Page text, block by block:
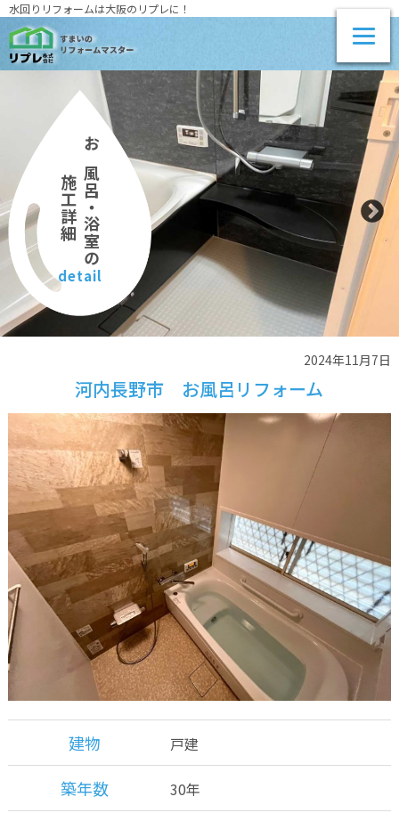
水回りリフォームは大阪のリプレに！
お風呂・浴室の
施工詳細
detail
2024年11月7日
河内長野市 お風呂リフォーム
建物 戸建
築年数 30年